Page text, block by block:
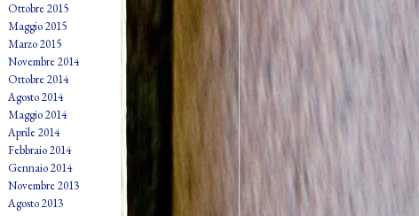
Ottobre 2015
Maggio 2015
Marzo 2015
Novembre 2014
Ottobre 2014
Agosto 2014
Maggio 2014
Aprile 2014
Febbraio 2014
Gennaio 2014
Novembre 2013
Agosto 2013